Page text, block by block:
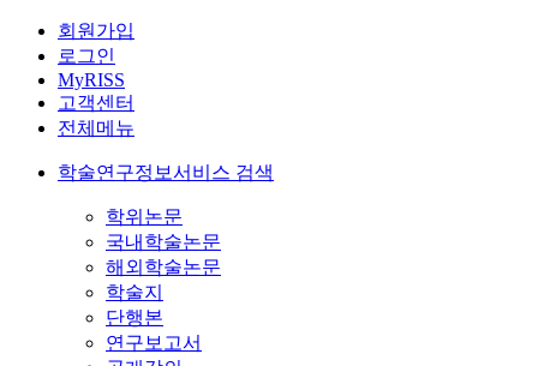
회원가입
로그인
MyRISS
고객센터
전체메뉴
학술연구정보서비스 검색
학위논문
국내학술논문
해외학술논문
학술지
단행본
연구보고서